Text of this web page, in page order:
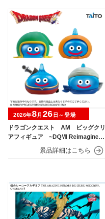
ドラゴンクエスト AM ビッグクリ
アフィギュア ~DQⅦ Reimagined
発売記念編~
2026年8月 26 日～登場